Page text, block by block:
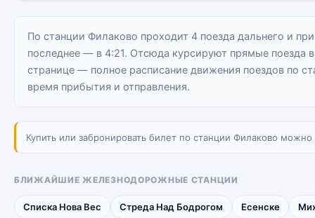
По станции Филаково проходит 4 поезда дальнего и
последнее — в 4:21. Отсюда курсируют прямые поезда
странице — полное расписание движения поездов по
время прибытия и отправления.
Купить или забронировать билет по станции Филаково
БЛИЖАЙШИЕ ЖЕЛЕЗНОДОРОЖНЫЕ СТАНЦИИ
Списка Нова Вес Стреда Над Бодрогом Есенске